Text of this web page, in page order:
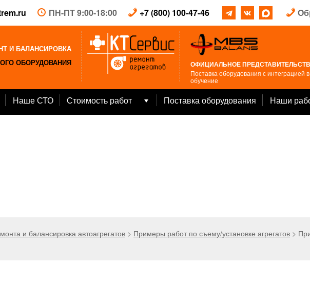
ПН-ПТ 9:00-18:00 +7 (800) 100-47-46
И БАЛАНСИРОВКА
ОБОРУДОВАНИЯ
ОФИЦИАЛЬНОЕ
Поставка оборудования с интеграцией
обучение
Open
Наше СТО Стоимость работ
Open
Поставка оборудования Наши
и балансировка автоагрегатов > Примеры работ по съему/установке агрегатов >